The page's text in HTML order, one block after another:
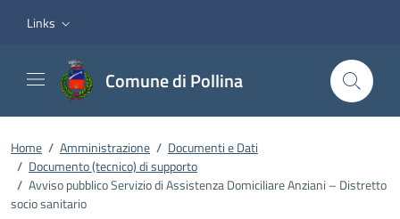
Links
Comune di Pollina
Home / Amministrazione / Documenti e Dati
/ Documento (tecnico) di supporto
/ Avviso pubblico Servizio di Assistenza Domiciliare Anziani – Distretto
socio sanitario